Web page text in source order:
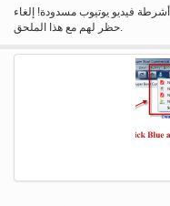
فيديو يوتيوب مسدودة! إلغاء
حظر لهم مع هذا الملحق.